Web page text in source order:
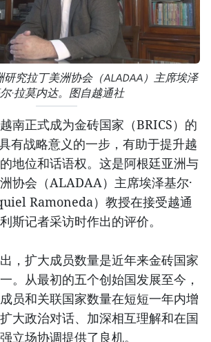
究拉丁美洲协会（ALADAA）主席埃泽
·拉莫内达。图自越通社
正式成为金砖国家（BRICS）的
有战略意义的一步，有助于提升越
地位和话语权。这是阿根廷亚洲与
协会（ALADAA）主席埃泽基尔·
Ramoneda）教授在接受越通
斯记者采访时作出的评价。
，扩大成员数量是近年来金砖国家
。从最初的五个创始国发展至今，
员和关联国家数量在短短一年内增
大政治对话、加深相互理解和在国
立场协调提供了良机。